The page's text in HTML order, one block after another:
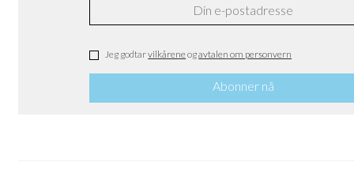
Jeg godtarvilkåreneogavtalen om personvern
Abonner nå